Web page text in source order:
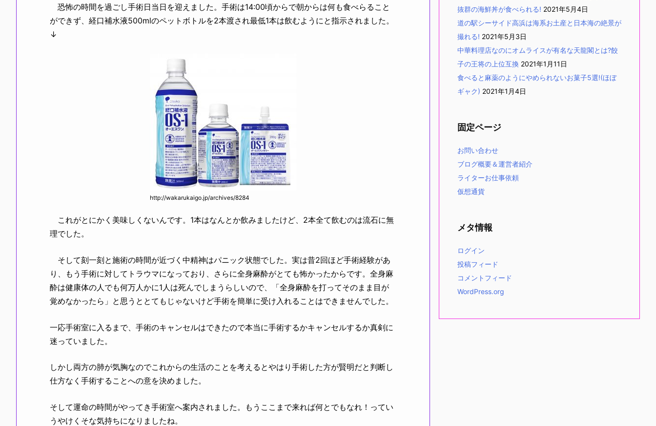
恐怖の時間を過ごし手術日当日を迎えました。手術は14:00頃からで朝からは何も食べらること
ができず、経口補水液500mlのペットボトルを2本渡され最低1本は飲むようにと指示されました。
↓
http://wakarukaigo.jp/archives/8284
これがとにかく美味しくないんです。1本はなんとか飲みましたけど、2本全て飲むのは流石に無
理でした。
そして刻一刻と施術の時間が近づく中精神はパニック状態でした。実は昔2回ほど手術経験があ
り、もう手術に対してトラウマになっており、さらに全身麻酔がとても怖かったからです。全身麻
酔は健康体の人でも何万人かに1人は死んでしまうらしいので、「全身麻酔を打ってそのまま目が
覚めなかったら」と思うととてもじゃないけど手術を簡単に受け入れることはできませんでした。
一応手術室に入るまで、手術のキャンセルはできたので本当に手術するかキャンセルするか真剣に
迷っていました。
しかし両方の肺が気胸なのでこれからの生活のことを考えるとやはり手術した方が賢明だと判断し
仕方なく手術することへの意を決めました。
そして運命の時間がやってき手術室へ案内されました。もうここまで来れば何とでもなれ！ってい
うやけくそな気持ちになりましたね。
抜群の海鮮丼が食べられる! 2021年5月4日
道の駅シーサイド高浜は海系お土産と日本海の絶景が
撮れる! 2021年5月3日
中華料理店なのにオムライスが有名な天龍閣とは?餃
子の王将の上位互換 2021年1月11日
食べると麻薬のようにやめられないお菓子5選!(ほぼ
ギャク) 2021年1月4日
固定ページ
お問い合わせ
ブログ概要＆運営者紹介
ライターお仕事依頼
仮想通貨
メタ情報
ログイン
投稿フィード
コメントフィード
WordPress.org